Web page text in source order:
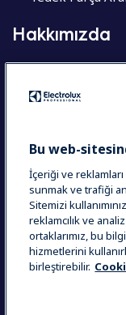
Hakkımızda
Hakkımızda
CoE –
Veri İhlal
Bu web-
İçeriği ve
sunmak ve trafiği
Sitemizi
reklamcılık ve
ortaklarımız, bu
hizmetlerini
birleştirebilir.